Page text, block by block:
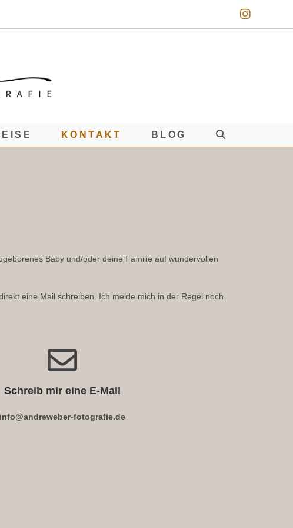
KONTAKT BLOG
Baby und/oder deine Familie auf wundervollen
eine Mail schreiben. Ich melde mich in der Regel noch
Schreib mir eine E-Mail
info@andreweber-fotografie.de